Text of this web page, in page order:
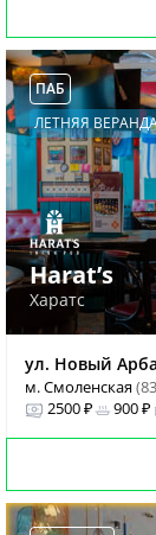
ПАБ
ЛЕТНЯЯ
Harat’s
Харатс
ул. Новый
м. Смоленская
2500 ₽
900 ₽